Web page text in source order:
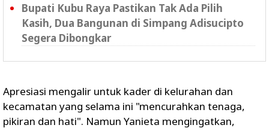
Bupati Kubu Raya Pastikan Tak Ada Pilih
Kasih, Dua Bangunan di Simpang Adisucipto
Segera Dibongkar
Apresiasi mengalir untuk kader di kelurahan dan
kecamatan yang selama ini "mencurahkan tenaga,
pikiran dan hati". Namun Yanieta mengingatkan,